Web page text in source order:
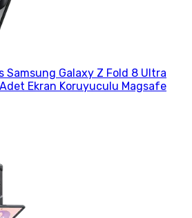
Samsung Galaxy Z Fold 8 Ultra
Ekran Koruyuculu Magsafe